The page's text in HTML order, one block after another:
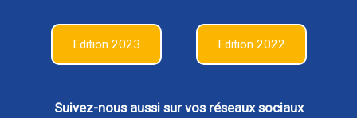
Edition 2023 Edition 2022
Suivez-nous aussi sur vos réseaux sociaux